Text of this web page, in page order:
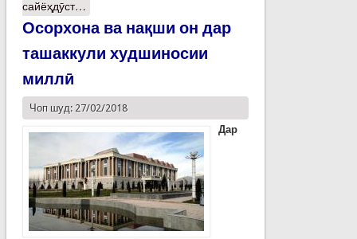
сайёҳдӯст…
Осорхона ва нақши он дар
ташаккули худшиносии
миллӣ
Чоп шуд: 27/02/2018
Дар